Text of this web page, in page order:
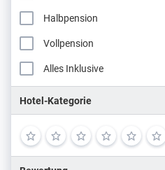
Halbpension
Vollpension
Alles Inklusive
Hotel-Kategorie